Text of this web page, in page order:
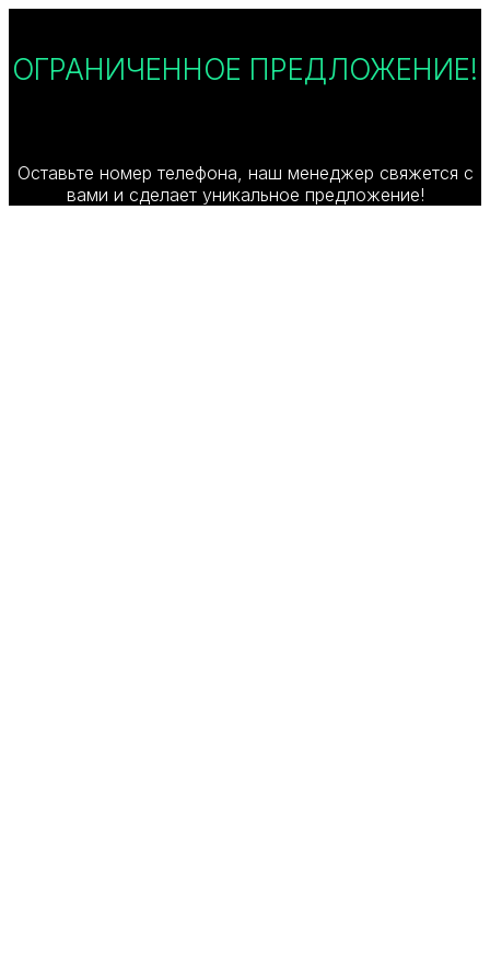
ОГРАНИЧЕННОЕ ПРЕДЛОЖЕНИЕ!
Оставьте номер телефона, наш менеджер свяжется с
вами и сделает уникальное предложение!